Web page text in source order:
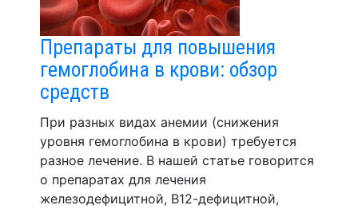
Препараты для повышения
гемоглобина в крови: обзор
средств
При разных видах анемии (снижения
уровня гемоглобина в крови) требуется
разное лечение. В нашей статье говорится
о препаратах для лечения
железодефицитной, В12-дефицитной,